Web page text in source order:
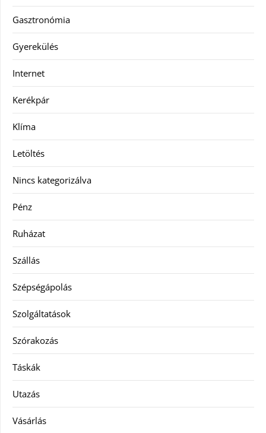
Gasztronómia
Gyerekülés
Internet
Kerékpár
Klíma
Letöltés
Nincs kategorizálva
Pénz
Ruházat
Szállás
Szépségápolás
Szolgáltatások
Szórakozás
Táskák
Utazás
Vásárlás